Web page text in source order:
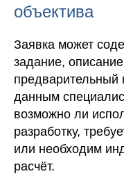
объектива
Заявка может
задание,
предварительный
данным
возможно ли
разработку,
или необходим
расчёт.